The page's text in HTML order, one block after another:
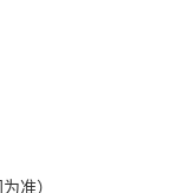
准）